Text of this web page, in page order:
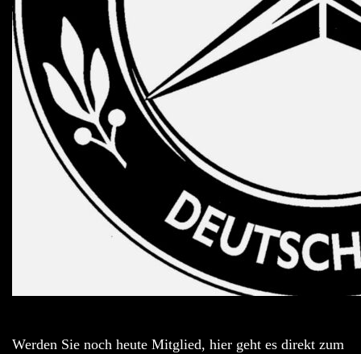
Werden Sie noch heute Mitglied, hier geht es direkt zum